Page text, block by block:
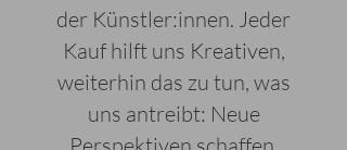
der Künstler:innen. Jeder
Kauf hilft uns Kreativen,
weiterhin das zu tun, was
uns antreibt: Neue